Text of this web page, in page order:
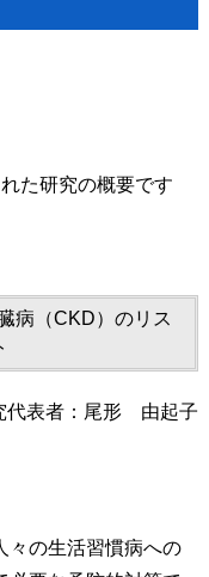
た研究の概要です
病（CKD）のリス
代表者：尾形 由起子
の生活習慣病への